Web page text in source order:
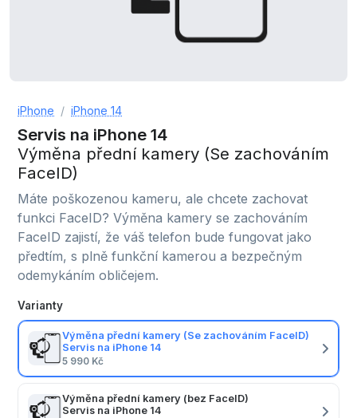
iPhone iPhone 14
Servis na iPhone 14
Výměna přední kamery (Se zachováním
FaceID)
Máte poškozenou kameru, ale chcete zachovat
funkci FaceID? Výměna kamery se zachováním
FaceID zajistí, že váš telefon bude fungovat jako
předtím, s plně funkční kamerou a bezpečným
odemykáním obličejem.
Varianty
Výměna přední kamery (Se zachováním FaceID)
Servis na iPhone 14
5 990 Kč
Výměna přední kamery (bez FaceID)
Servis na iPhone 14